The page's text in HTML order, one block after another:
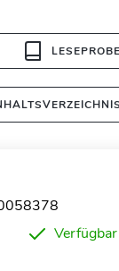
LESEPROBE
Verfügbar